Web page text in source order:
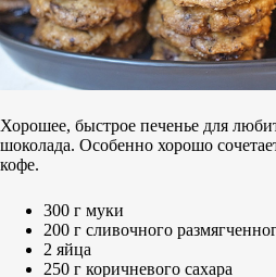
Хорошее, быстрое печенье для
шоколада. Особенно хорошо
кофе.
300 г муки
200 г сливочного
2 яйца
250 г коричневого сахара